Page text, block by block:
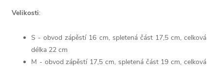
Velikosti:
S - obvod zápěstí 16 cm, spletená část 17,5 cm, celková
délka 22 cm
M - obvod zápěstí 17,5 cm, spletená část 19 cm, celková